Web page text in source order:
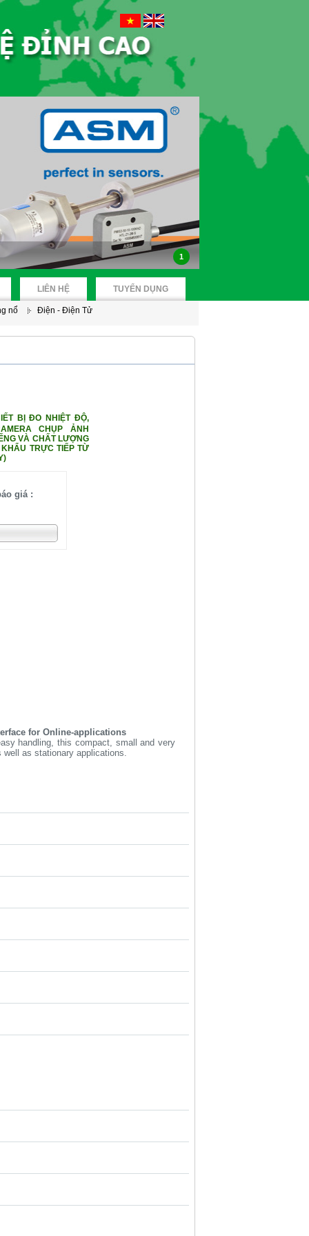
1
nổ Điện - Điện Tử
LIÊN HỆ TUYỂN DỤNG
BỊ ĐO NHIỆT ĐỘ,
CHỤP ẢNH
VÀ CHẤT LƯỢNG
TRỰC TIẾP TỪ
giá :
for Online-applications
handling, this compact, small and very
as stationary applications.